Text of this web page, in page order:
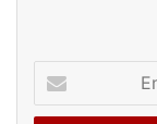
your
Email